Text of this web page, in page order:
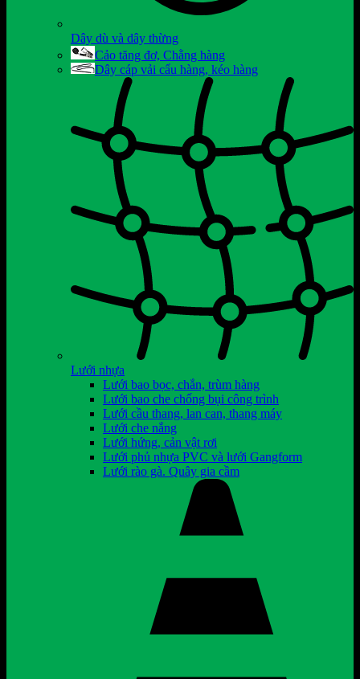
Dây dù và dây thừng
Cảo tăng đơ, Chằng hàng
Dây cáp vải cẩu hàng, kéo hàng
Lưới nhựa
Lưới bao bọc, chắn, trùm hàng
Lưới bao che chống bụi công trình
Lưới cầu thang, lan can, thang máy
Lưới che nắng
Lưới hứng, cản vật rơi
Lưới phủ nhựa PVC và lưới Gangform
Lưới rào gà. Quây gia cầm